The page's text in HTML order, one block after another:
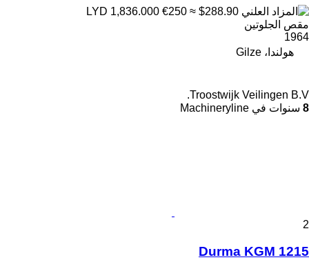
€250 ≈ $288.90
مقص الجلوتين
1964
هولندا، Gilze
Troostwijk Veilingen B.V.
8 سنوات في Machineryline
2
Durma KGM 1215